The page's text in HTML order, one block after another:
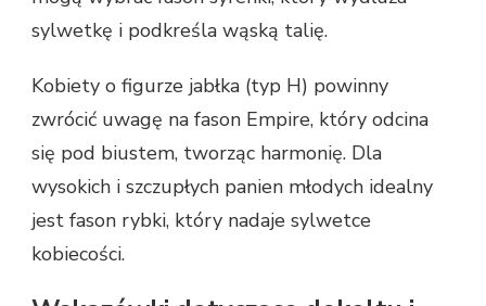
sylwetkę i podkreśla wąską talię.
Kobiety o figurze jabłka (typ H) powinny
zwrócić uwagę na fason Empire, który odcina
się pod biustem, tworząc harmonię. Dla
wysokich i szczupłych panien młodych idealny
jest fason rybki, który nadaje sylwetce
kobiecości.